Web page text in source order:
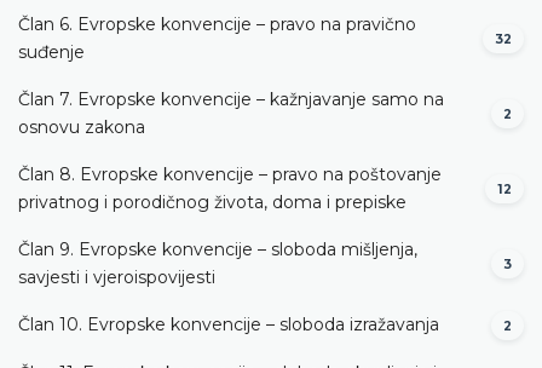
Član 6. Evropske konvencije – pravo na pravično
suđenje
32
Član 7. Evropske konvencije – kažnjavanje samo na
osnovu zakona
2
Član 8. Evropske konvencije – pravo na poštovanje
privatnog i porodičnog života, doma i prepiske
12
Član 9. Evropske konvencije – sloboda mišljenja,
savjesti i vjeroispovijesti
3
Član 10. Evropske konvencije – sloboda izražavanja 2